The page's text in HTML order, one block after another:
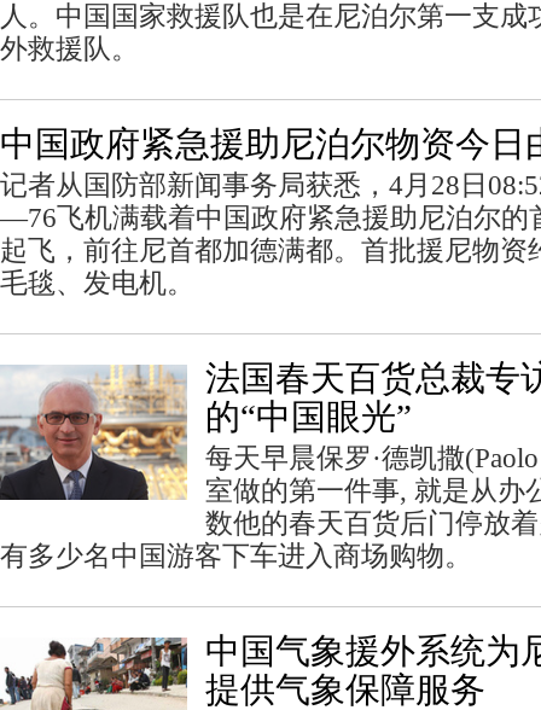
人。中国国家救援队也是在尼泊尔第一支成
外救援队。
中国政府紧急援助尼泊尔物资今日
记者从国防部新闻事务局获悉，4月28日
—76飞机满载着中国政府紧急援助尼泊尔的
起飞，前往尼首都加德满都。首批援尼物资
毛毯、发电机。
法国春天百货总裁专
的“中国眼光”
每天早晨保罗·德凯撒
室做的第一件事, 就是从办
数他的春天百货后门停放
有多少名中国游客下车进入商场购物。
中国气象援外系统为
提供气象保障服务